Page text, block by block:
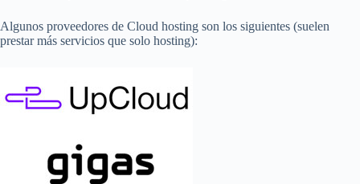
Algunos proveedores de Cloud hosting son los siguientes (suelen
prestar más servicios que solo hosting):